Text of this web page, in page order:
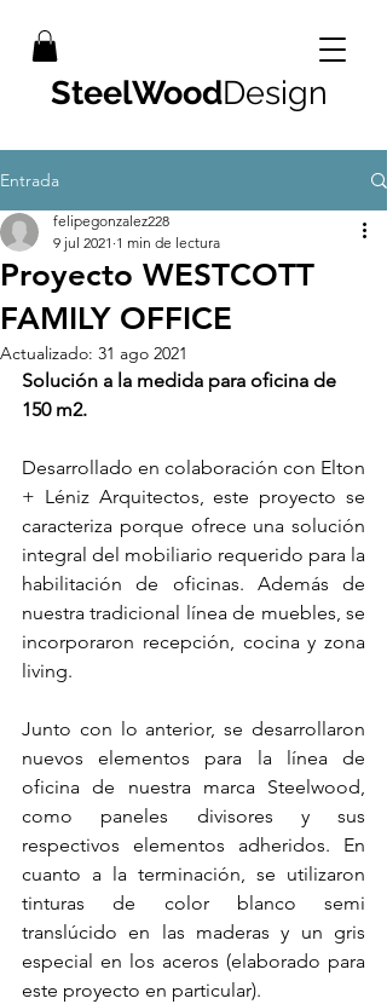
SteelWoodDesign
Entrada
Proyecto WESTCOTT
FAMILY OFFICE
felipegonzalez228
9 jul 2021 1 min de lectura
Actualizado: 31 ago 2021
Solución a la medida para oficina de
150 m2.
Desarrollado en colaboración con Elton
+ Léniz Arquitectos, este proyecto se
caracteriza porque ofrece una solución
integral del mobiliario requerido para la
habilitación de oficinas. Además de
nuestra tradicional línea de muebles, se
incorporaron recepción, cocina y zona
living.
Junto con lo anterior, se desarrollaron
nuevos elementos para la línea de
oficina de nuestra marca Steelwood,
como paneles divisores y sus
respectivos elementos adheridos. En
cuanto a la terminación, se utilizaron
tinturas de color blanco semi
translúcido en las maderas y un gris
especial en los aceros (elaborado para
este proyecto en particular).